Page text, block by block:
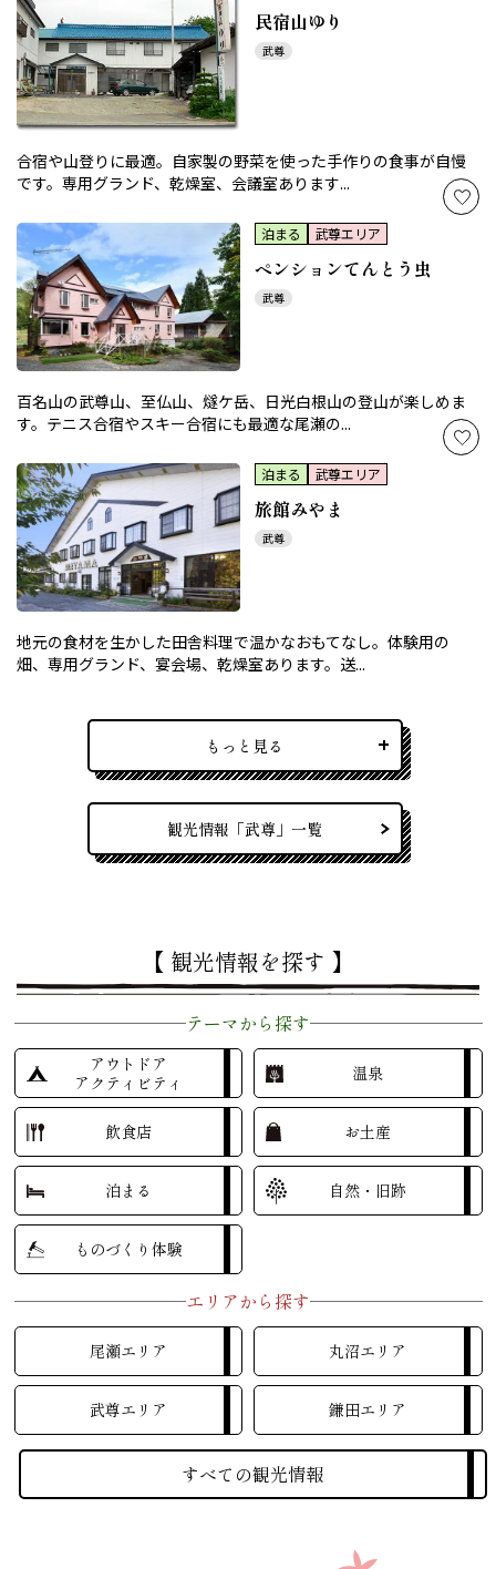
民宿山ゆり
武尊
合宿や山登りに最適。自家製の野菜を使った手作りの食事が自慢
です。専用グランド、乾燥室、会議室あります...
泊まる 武尊エリア
ペンションてんとう虫
武尊
百名山の武尊山、至仏山、燧ケ岳、日光白根山の登山が楽しめま
す。テニス合宿やスキー合宿にも最適な尾瀬の...
泊まる 武尊エリア
旅館みやま
武尊
地元の食材を生かした田舎料理で温かなおもてなし。体験用の
畑、専用グランド、宴会場、乾燥室あります。送...
もっと見る
観光情報「武尊」一覧
【 観光情報を探す 】
テーマから探す
アウトドア
アクティビティ
温泉
泊まる 自然・旧跡
飲食店 お土産
ものづくり体験
エリアから探す
尾瀬エリア 丸沼エリア
武尊エリア 鎌田エリア
すべての観光情報